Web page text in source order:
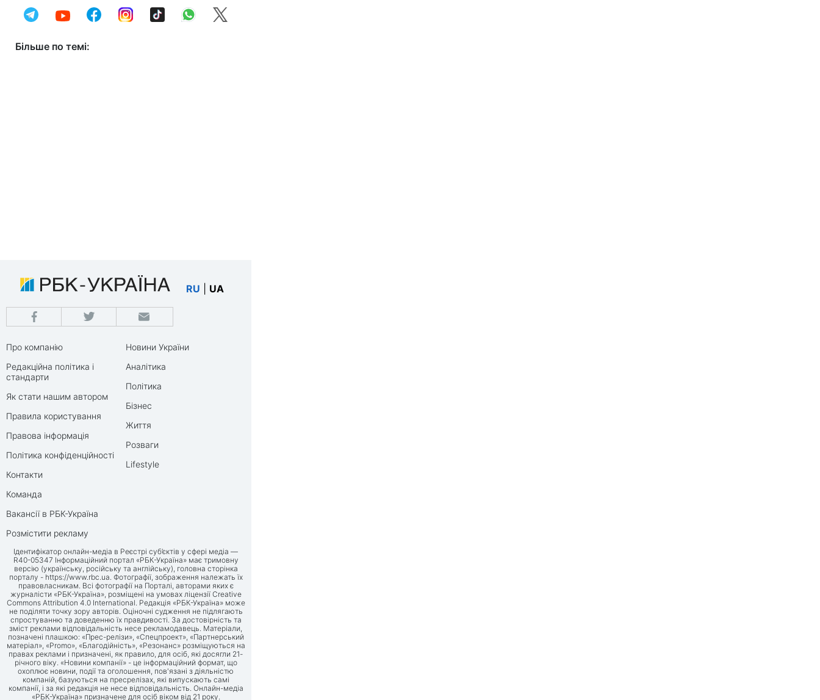
Більше по темі:
RU UA
Про компанію
Редакційна політика і
стандарти
Як стати нашим автором
Правила користування
Правова інформація
Політика конфіденційності
Контакти
Команда
Вакансії в РБК-Україна
Розмістити рекламу
Новини України
Аналітика
Політика
Бізнес
Життя
Розваги
Lifestyle
Ідентифікатор онлайн-медіа в Реєстрі суб’єктів у сфері медіа —
R40-05347 Інформаційний портал «РБК-Україна» має тримовну
версію (українську, російську та англійську), головна сторінка
порталу - https://www.rbc.ua. Фотографії, зображення належать їх
правовласникам. Всі фотографії на Порталі, авторами яких є
журналісти «РБК-Україна», розміщені на умовах ліцензії Creative
Commons Attribution 4.0 International. Редакція «РБК-Україна» може
не поділяти точку зору авторів. Оціночні судження не підлягають
спростуванню та доведенню їх правдивості. За достовірність та
зміст реклами відповідальність несе рекламодавець. Матеріали,
позначені плашкою: «Прес-релізи», «Спецпроект», «Партнерський
матеріал», «Promo», «Благодійність», «Резонанс» розміщуються на
правах реклами і призначені, як правило, для осіб, які досягли 21-
річного віку. «Новини компанії» - це інформаційний формат, що
охоплює новини, події та оголошення, пов'язані з діяльністю
компаній, базуються на пресрелізах, які випускають самі
компанії, і за які редакція не несе відповідальність. Онлайн-медіа
«РБК-Україна» призначене для осіб віком від 21 року.